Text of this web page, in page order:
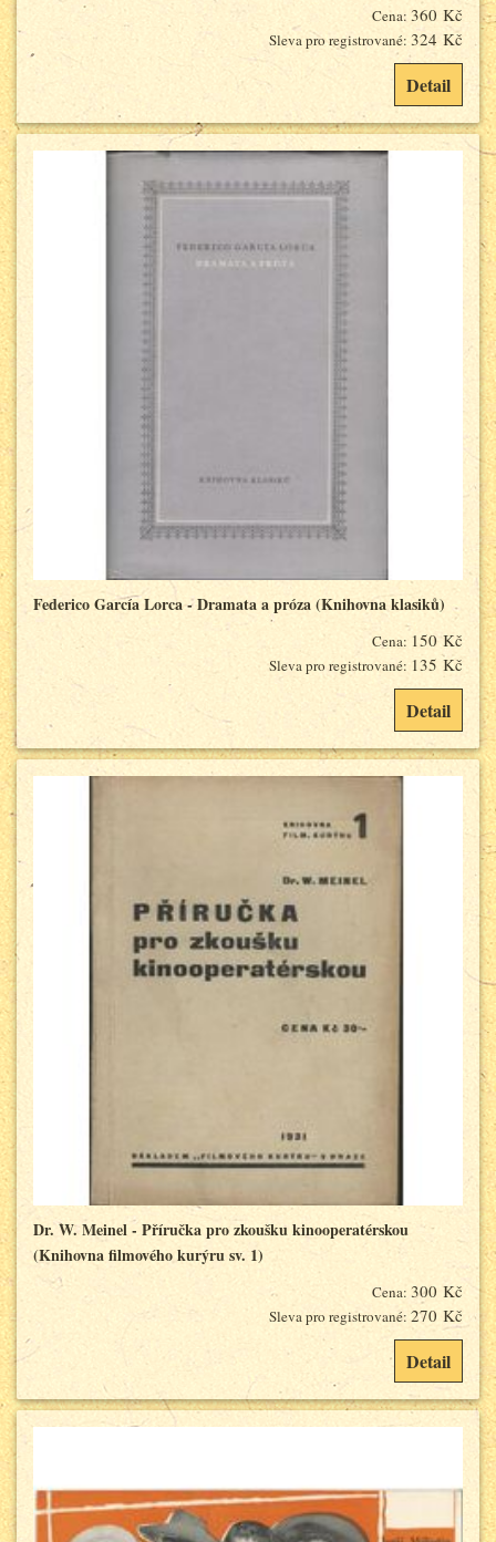
Cena: 360 Kč
Sleva pro registrované: 324 Kč
Detail
Federico García Lorca - Dramata a próza (Knihovna klasiků)
Cena: 150 Kč
Sleva pro registrované: 135 Kč
Detail
Dr. W. Meinel - Příručka pro zkoušku kinooperatérskou
(Knihovna filmového kurýru sv. 1)
Cena: 300 Kč
Sleva pro registrované: 270 Kč
Detail